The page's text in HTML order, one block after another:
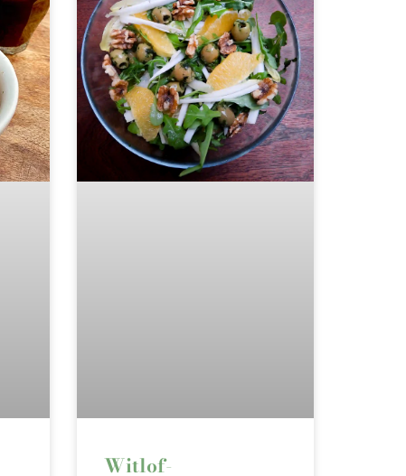
Witlof-